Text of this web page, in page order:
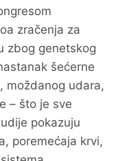
zračenja za
zbog genetskog
šećerne
moždanog udara,
– što je sve
pokazuju
poremećaja krvi,